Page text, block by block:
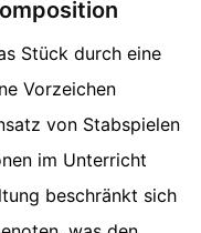
Stück durch eine
Vorzeichen
von Stabspielen
im Unterricht
beschränkt sich